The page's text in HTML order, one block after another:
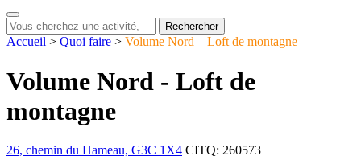
Rechercher
Accueil > Quoi faire > Volume Nord – Loft de montagne
Volume Nord - Loft de
montagne
26, chemin du Hameau, G3C 1X4 CITQ: 260573